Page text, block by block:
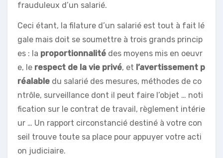
frauduleux d’un salarié.
Ceci étant, la filature d’un salarié est tout à fait lé
gale mais doit se soumettre à trois grands princip
es : la proportionnalité des moyens mis en oeuvr
e, le respect de la vie privé, et l’avertissement p
réalable du salarié des mesures, méthodes de co
ntrôle, surveillance dont il peut faire l’objet … noti
fication sur le contrat de travail, règlement intérie
ur … Un rapport circonstancié destiné à votre con
seil trouve toute sa place pour appuyer votre acti
on judiciaire.